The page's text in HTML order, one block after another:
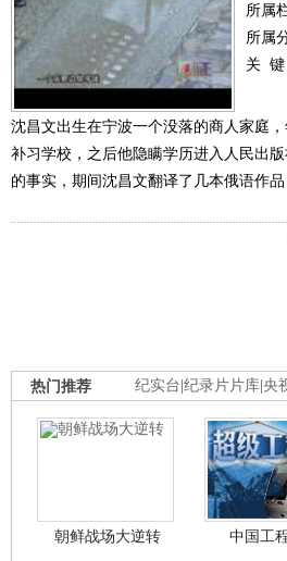
所属
所属
关 键
沈昌文出生在宁波一个没落的商人家庭
补习学校，之后他隐瞒学历进入人民出
的事实，期间沈昌文翻译了几本俄语作
纪实台 纪录片片库 央
热门推荐
朝鲜战场大逆转 中国工